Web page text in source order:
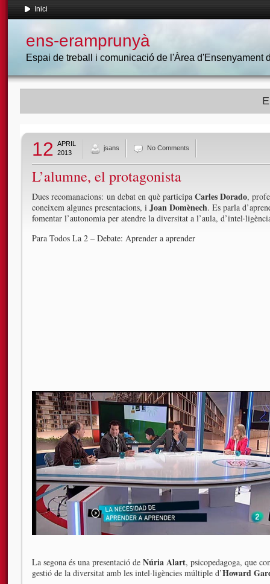
Inici
ens-eramprunyà
Espai de treball i comunicació de l'Àrea d'Ensenyament
12 APRIL
2013
jsans No Comments
L’alumne, el protagonista
Dues recomanacions: un debat en què participa Carles Dorado,
coneixem algunes presentacions, i Joan Domènech. Es parla
fomentar l’autonomia per atendre la diversitat a l’aula,
Para Todos La 2 – Debate: Aprender a aprender
La segona és una presentació de Núria Alart, psicopedagoga, que
gestió de la diversitat amb les intel·ligències múltiple d’Howard